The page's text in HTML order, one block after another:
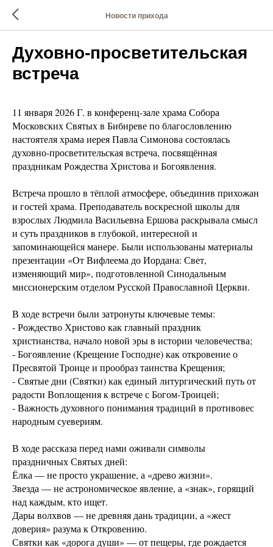
Новости прихода
Духовно-просветительская
встреча
11 января 2026 Г. в конференц-зале храма Собора
Московских Святых в Бибиреве по благословлению
настоятеля храма иерея Павла Симонова состоялась
духовно-просветительская встреча, посвящённая
праздникам Рождества Христова и Богоявления.
Встреча прошло в тёплой атмосфере, объединив прихожан
и гостей храма. Преподаватель воскресной школы для
взрослых Людмила Васильевна Ершова раскрывала смысл
и суть праздников в глубокой, интересной и
запоминающейся манере. Были использованы материалы
презентации «От Вифлеема до Иордана: Свет,
изменяющий мир», подготовленной Синодальным
миссионерским отделом Русской Православной Церкви.
В ходе встречи были затронуты ключевые темы:
- Рождество Христово как главный праздник
христианства, начало новой эры в истории человечества;
- Богоявление (Крещение Господне) как откровение о
Пресвятой Троице и прообраз таинства Крещения;
- Святые дни (Святки) как единый литургический путь от
радости Воплощения к встрече с Богом-Троицей;
- Важность духовного понимания традиций в противовес
народным суевериям.
В ходе рассказа перед нами оживали символы
праздничных Святых дней:
Ёлка — не просто украшение, а «древо жизни».
Звезда — не астрономическое явление, а «знак», горящий
над каждым, кто ищет.
Дары волхвов — не древняя дань традиции, а «жест
доверия» разума к Откровению.
Святки как «дорога души» — от пещеры, где рождается